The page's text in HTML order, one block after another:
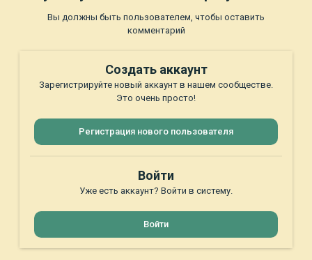
Вы должны быть пользователем, чтобы оставить
комментарий
Создать аккаунт
Зарегистрируйте новый аккаунт в нашем сообществе.
Это очень просто!
Регистрация нового пользователя
Войти
Уже есть аккаунт? Войти в систему.
Войти